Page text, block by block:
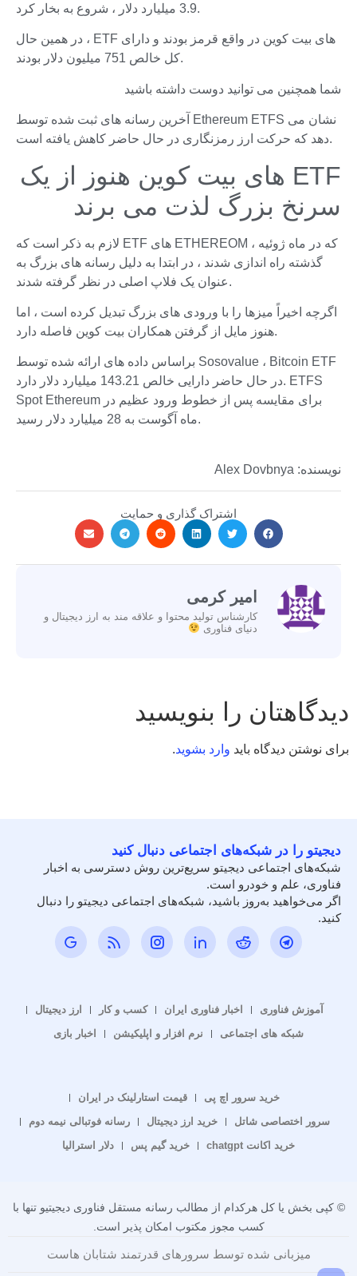
3.9 میلیارد دلار ، شروع به بخار کرد.
در همین حال ، ETF های بیت کوین در واقع قرمز بودند و دارای
کل خالص 751 میلیون دلار بودند.
شما همچنین می توانید دوست داشته باشید
آخرین رسانه های ثبت شده توسط Ethereum ETFS نشان می
دهد که حرکت ارز رمزنگاری در حال حاضر کاهش یافته است.
ETF های بیت کوین هنوز از یک
سرنخ بزرگ لذت می برند
لازم به ذکر است که ETF های ETHEREOM ، که در ماه ژوئیه
گذشته راه اندازی شدند ، در ابتدا به دلیل رسانه های بزرگ به
عنوان یک فلاپ اصلی در نظر گرفته شدند.
اگرچه اخیراً میزها را با ورودی های بزرگ تبدیل کرده است ، اما
هنوز مایل از گرفتن همکاران بیت کوین فاصله دارد.
براساس داده های ارائه شده توسط Sosovalue ، Bitcoin ETF
در حال حاضر دارایی خالص 143.21 میلیارد دلار دارد. ETFS
Spot Ethereum برای مقایسه پس از خطوط ورود عظیم در
ماه آگوست به 28 میلیارد دلار رسید.
نویسنده: Alex Dovbnya
اشتراک گذاری و حمایت
امیر کرمی
کارشناس تولید محتوا و علاقه مند به ارز دیجیتال و
دنیای فناوری
دیدگاهتان را بنویسید
برای نوشتن دیدگاه باید وارد بشوید.
دیجیتو را در شبکه‌های اجتماعی دنبال کنید
شبکه‌های اجتماعی دیجیتو سریع‌ترین روش دسترسی به اخبار
فناوری، علم و خودرو است.
اگر می‌خواهید به‌روز باشید، شبکه‌های اجتماعی دیجیتو را دنبال
کنید.
آموزش فناوری اخبار فناوری ایران کسب و کار
ارز دیجیتال
شبکه های اجتماعی
نرم افزار و اپلیکیشن اخبار بازی
خرید سرور اچ پی
قیمت استارلینک در ایران
سرور اختصاصی شاتل
خرید ارز دیجیتال
رسانه فوتبالی نیمه دوم
خرید اکانت chatgpt
خرید گیم پس دلار استرالیا
© کپی بخش یا کل هرکدام از مطالب رسانه مستقل فناوری دیجیتیو تنها با
کسب مجوز مکتوب امکان پذیر است.
میزبانی شده توسط سرورهای قدرتمند شتابان هاست